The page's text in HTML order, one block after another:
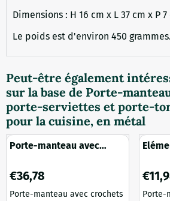
Dimensions : H 16 cm x L 37 cm x P 7
Le poids est d'environ 450 grammes.
Peut-être également
sur la base de Porte-
porte-serviettes et porte-
pour la cuisine, en métal
Porte-manteau avec
Prix: 36,78
€36,78
Porte-manteau avec crochets
Prix:
Porte-